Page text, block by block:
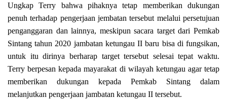
Ungkap Terry bahwa pihaknya tetap memberikan dukungan
penuh terhadap pengerjaan jembatan tersebut melalui persetujuan
penganggaran dan lainnya, meskipun sacara target dari Pemkab
Sintang tahun 2020 jambatan ketungau II baru bisa di fungsikan,
untuk itu dirinya berharap target tersebut selesai tepat waktu.
Terry berpesan kepada mayarakat di wilayah ketungau agar tetap
memberikan dukungan kepada Pemkab Sintang dalam
melanjutkan pengerjaan jambatan ketungau II tersebut.